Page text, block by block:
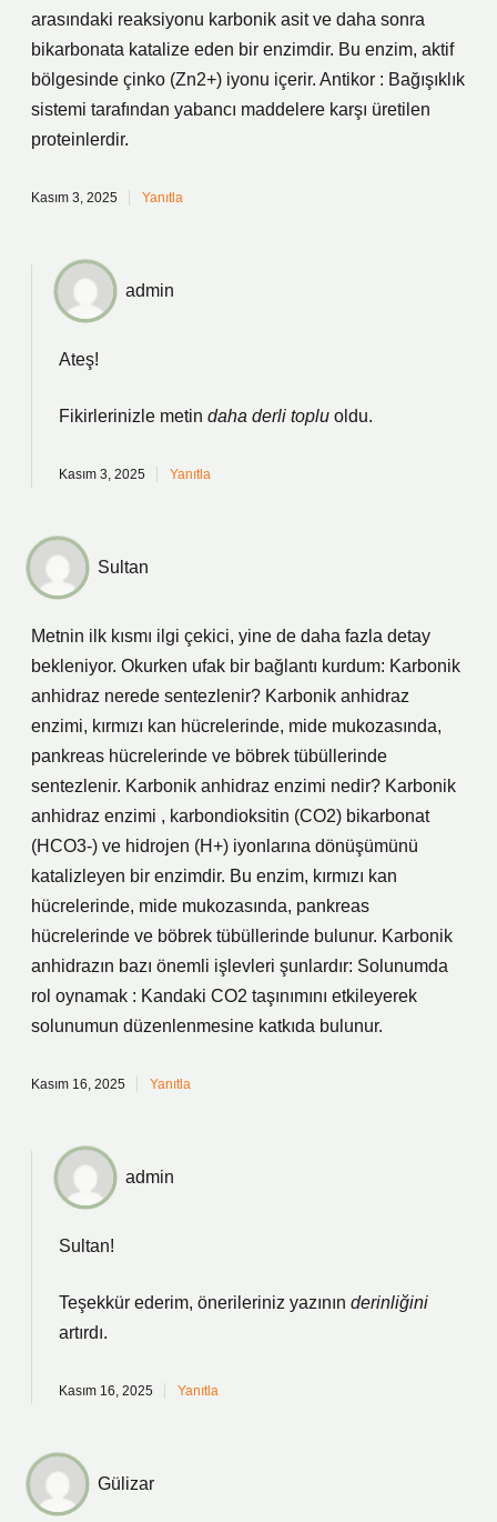
arasındaki reaksiyonu karbonik asit ve daha sonra
bikarbonata katalize eden bir enzimdir. Bu enzim, aktif
bölgesinde çinko (Zn2+) iyonu içerir. Antikor : Bağışıklık
sistemi tarafından yabancı maddelere karşı üretilen
proteinlerdir.
Kasım 3, 2025 Yanıtla
admin
Ateş!
Fikirlerinizle metin daha derli toplu oldu.
Kasım 3, 2025 Yanıtla
Sultan
Metnin ilk kısmı ilgi çekici, yine de daha fazla detay
bekleniyor. Okurken ufak bir bağlantı kurdum: Karbonik
anhidraz nerede sentezlenir? Karbonik anhidraz
enzimi, kırmızı kan hücrelerinde, mide mukozasında,
pankreas hücrelerinde ve böbrek tübüllerinde
sentezlenir. Karbonik anhidraz enzimi nedir? Karbonik
anhidraz enzimi , karbondioksitin (CO2) bikarbonat
(HCO3-) ve hidrojen (H+) iyonlarına dönüşümünü
katalizleyen bir enzimdir. Bu enzim, kırmızı kan
hücrelerinde, mide mukozasında, pankreas
hücrelerinde ve böbrek tübüllerinde bulunur. Karbonik
anhidrazın bazı önemli işlevleri şunlardır: Solunumda
rol oynamak : Kandaki CO2 taşınımını etkileyerek
solunumun düzenlenmesine katkıda bulunur.
Kasım 16, 2025 Yanıtla
admin
Sultan!
Teşekkür ederim, önerileriniz yazının derinliğini
artırdı.
Kasım 16, 2025 Yanıtla
Gülizar